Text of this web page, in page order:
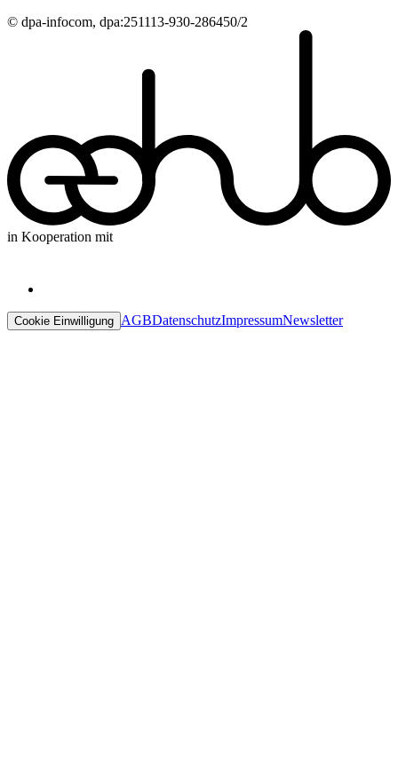
© dpa-infocom, dpa:251113-930-286450/2
in Kooperation mit
Cookie Einwilligung AGBDatenschutzImpressumNewsletter